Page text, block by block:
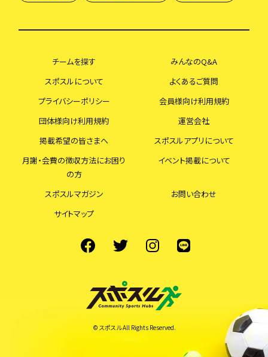
© スポスル All Rights Reserved.
チームを探す
みんなのQ&A
スポスルについて
よくあるご質問
プライバシーポリシー
会員様向け利用規約
団体様向け利用規約
運営会社
掲載希望の皆さまへ
スポスルアプリについて
月謝・会費の徴収方法にお困り
の方
イベント掲載について
スポスルマガジン
お問い合わせ
サイトマップ